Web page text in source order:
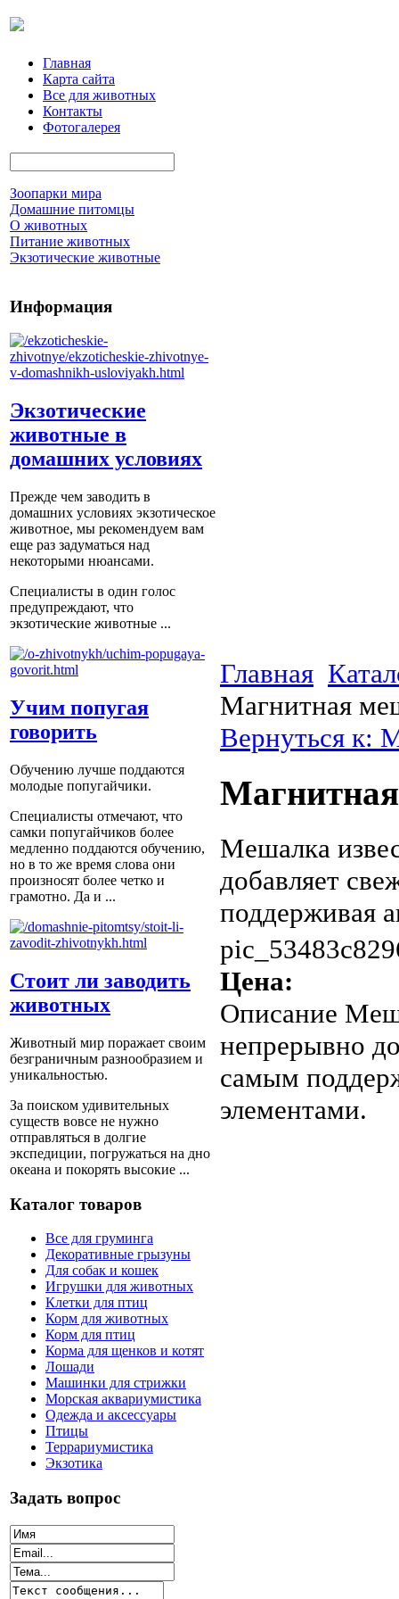
Главная
Карта сайта
Все для животных
Контакты
Фотогалерея
Зоопарки мира
Домашние питомцы
О животных
Питание животных
Экзотические животные
Информация
Экзотические
животные в
домашних условиях
Прежде чем заводить в
домашних условиях экзотическое
животное, мы рекомендуем вам
еще раз задуматься над
некоторыми нюансами.
Специалисты в один голос
предупреждают, что
экзотические животные ...
Учим попугая
говорить
Обучению лучше поддаются
молодые попугайчики.
Специалисты отмечают, что
самки попугайчиков более
медленно поддаются обучению,
но в то же время слова они
произносят более четко и
грамотно. Да и ...
Стоит ли заводить
животных
Животный мир поражает своим
безграничным разнообразием и
уникальностью.
За поиском удивительных
существ вовсе не нужно
отправляться в долгие
экспедиции, погружаться на дно
океана и покорять высокие ...
Каталог товаров
Все для груминга
Декоративные грызуны
Для собак и кошек
Игрушки для животных
Клетки для птиц
Корм для животных
Корм для птиц
Корма для щенков и котят
Лошади
Машинки для стрижки
Морская аквариумистика
Одежда и аксессуары
Птицы
Террариумистика
Экзотика
Задать вопрос
Главная
Магнитная
Вернуться к:
Мешалка
добавляет
поддерживая
Цена:
Описание
непрерывно
самым
элементами.